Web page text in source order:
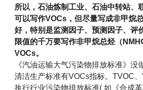
所以，石油炼制工业、石油中转站、
可以写作VOCs，但尽量写成非甲烷
好，特别是监测因子、预测因子、评
限值的千万要写作非甲烷总烃（
VOCs。
《汽油运输大气污染物排放标准》没
清洁生产标准有VOCs指标。TVOC
执行行业污染物排放标准( 如《合成